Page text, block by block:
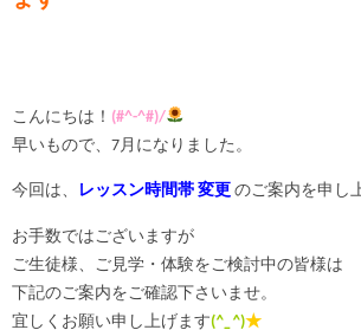
こんにちは！ (#^-^#)/
早いもので、7月になりました。
今回は、 レッスン時間帯 変更 のご案内を申し
お手数ではございますが
ご生徒様、ご見学・体験をご検討中の皆様は
下記のご案内をご確認下さいませ。
宜しくお願い申し上げます(^_^)★